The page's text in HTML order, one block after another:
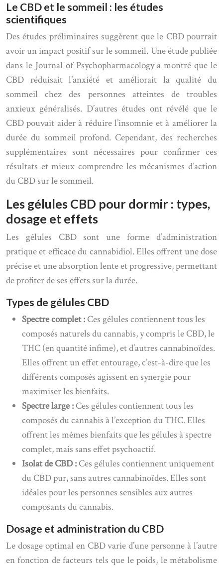
Le CBD et le sommeil : les études
scientifiques
Des études préliminaires suggèrent que le CBD pourrait
avoir un impact positif sur le sommeil. Une étude publiée
dans le Journal of Psychopharmacology a montré que le
CBD réduisait l’anxiété et améliorait la qualité du
sommeil chez des personnes atteintes de troubles
anxieux généralisés. D’autres études ont révélé que le
CBD pouvait aider à réduire l’insomnie et à améliorer la
durée du sommeil profond. Cependant, des recherches
supplémentaires sont nécessaires pour confirmer ces
résultats et mieux comprendre les mécanismes d’action
du CBD sur le sommeil.
Les gélules CBD pour dormir : types,
dosage et effets
Les gélules CBD sont une forme d’administration
pratique et efficace du cannabidiol. Elles offrent une dose
précise et une absorption lente et progressive, permettant
de profiter de ses effets sur la durée.
Types de gélules CBD
Spectre complet : Ces gélules contiennent tous les
composés naturels du cannabis, y compris le CBD, le
THC (en quantité infime), et d’autres cannabinoïdes.
Elles offrent un effet entourage, c’est-à-dire que les
différents composés agissent en synergie pour
maximiser les bienfaits.
Spectre large : Ces gélules contiennent tous les
composés du cannabis à l’exception du THC. Elles
offrent les mêmes bienfaits que les gélules à spectre
complet, mais sans effet psychoactif.
Isolat de CBD : Ces gélules contiennent uniquement
du CBD pur, sans autres cannabinoïdes. Elles sont
idéales pour les personnes sensibles aux autres
composants du cannabis.
Dosage et administration du CBD
Le dosage optimal en CBD varie d’une personne à l’autre
en fonction de facteurs tels que le poids, le métabolisme